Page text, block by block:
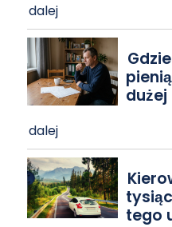
dalej
dalej
tego